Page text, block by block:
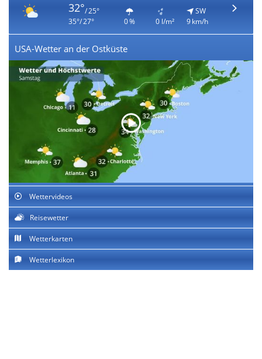
32°/ 25°
35°/ 27°
0 % 0 l/m²
SW
9 km/h
USA-Wetter an der Ostküste
Wettervideos
Reisewetter
Wetterkarten
Wetterlexikon